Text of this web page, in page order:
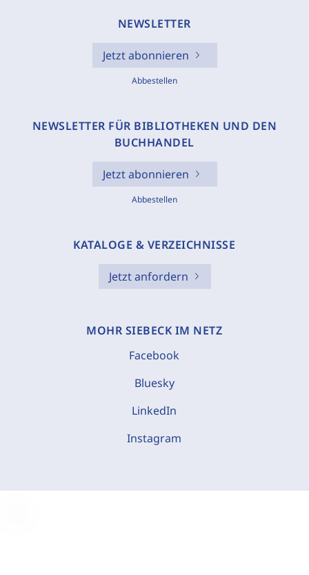
NEWSLETTER
Jetzt abonnieren
Abbestellen
NEWSLETTER FÜR BIBLIOTHEKEN UND DEN
BUCHHANDEL
Jetzt abonnieren
Abbestellen
KATALOGE & VERZEICHNISSE
Jetzt anfordern
MOHR SIEBECK IM NETZ
Facebook
Bluesky
LinkedIn
Instagram